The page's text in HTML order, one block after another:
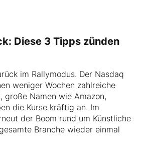
Diese 3 Tipps zünden
im Rallymodus. Der Nasdaq
weniger Wochen zahlreiche
große Namen wie Amazon,
die Kurse kräftig an. Im
der Boom rund um Künstliche
Branche wieder einmal